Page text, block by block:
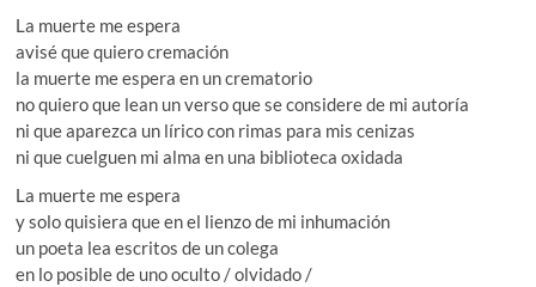
La muerte me espera
avisé que quiero cremación
la muerte me espera en un crematorio
no quiero que lean un verso que se considere de mi autoría
ni que aparezca un lírico con rimas para mis cenizas
ni que cuelguen mi alma en una biblioteca oxidada
La muerte me espera
y solo quisiera que en el lienzo de mi inhumación
un poeta lea escritos de un colega
en lo posible de uno oculto / olvidado /